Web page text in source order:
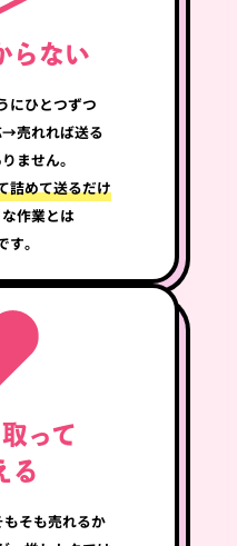
R SOOBIN PPULBATU プ
ルバトゥ キーリング スビ
CHOI YONG MEONG チ
買取価格
3,000円
ペンライト OFFICIA
らない
にひとつずつ
売れれば送る
ません。
詰めて送るだけ
作業とは
す。
って
る
そも売れるか